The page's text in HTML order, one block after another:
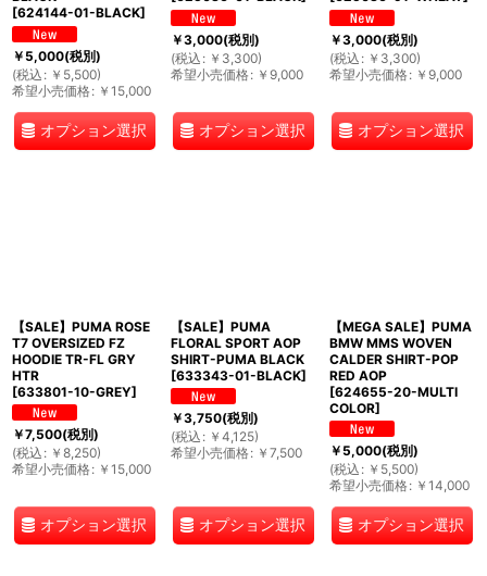
[624144-01-BLACK]
￥5,000(税別)
(税込 : ￥ 5,500)
希望小売価格: ￥ 15,000
オプション選択
￥3,000(税別)
(税込 : ￥ 3,300)
希望小売価格: ￥ 9,000
オプション選択
￥3,000(税別)
(税込 : ￥ 3,300)
希望小売価格: ￥ 9,000
オプション選択
【SALE】PUMA ROSE
T7 OVERSIZED FZ
HOODIE TR-FL GRY
HTR
[633801-10-GREY]
￥7,500(税別)
(税込 : ￥ 8,250)
希望小売価格: ￥ 15,000
オプション選択
【SALE】PUMA
FLORAL SPORT AOP
SHIRT-PUMA BLACK
[633343-01-BLACK]
￥3,750(税別)
(税込 : ￥ 4,125)
希望小売価格: ￥ 7,500
オプション選択
【MEGA SALE】PUMA
BMW MMS WOVEN
CALDER SHIRT-POP
RED AOP
[624655-20-MULTI
COLOR]
￥5,000(税別)
(税込 : ￥ 5,500)
希望小売価格: ￥ 14,000
オプション選択